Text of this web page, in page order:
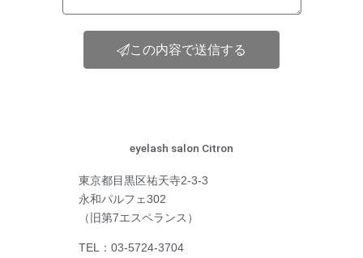
この内容で送信する
eyelash salon Citron
東京都目黒区祐天寺2-3-3
永和パルフェ302
（旧第7エスペランス）
TEL：03-5724-3704